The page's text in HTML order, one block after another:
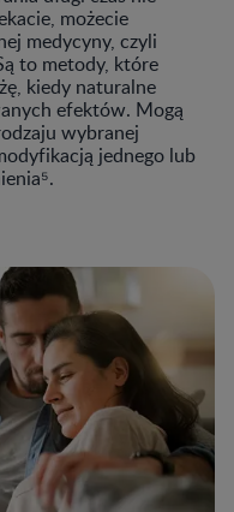
możecie
medycyny, czyli
to metody, które
kiedy naturalne
efektów. Mogą
wybranej
jednego lub